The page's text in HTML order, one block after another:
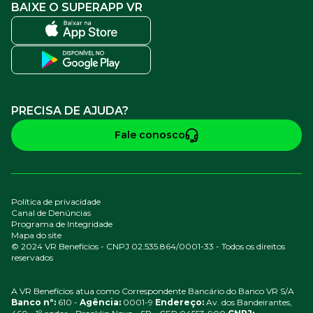
BAIXE O SUPERAPP VR
PRECISA DE AJUDA?
Fale conosco
© 2024 VR Benefícios - CNPJ 02.535.864/0001-33 - Todos os direitos
reservados
Política de privacidade
Canal de Denúncias
Programa de Integridade
Mapa do site
A VR Benefícios atua como Correspondente Bancário do Banco VR S/A
Banco nº: 610 - Agência: 0001-9 Endereço: Av. dos Bandeirantes,